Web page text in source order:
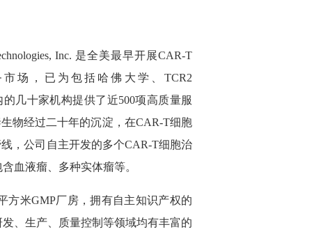
Inc. 是全美最早开展CAR-T
场，已为包括哈佛大学、TCR2
的几十家机构提供了近500项高质量服
物经过二十年的沉淀，在CAR-T细胞
，公司自主开发的多个CAR-T细胞治
血液瘤、多种实体瘤等。
方米GMP厂房，拥有自主知识产权的
、生产、质量控制等领域均有丰富的